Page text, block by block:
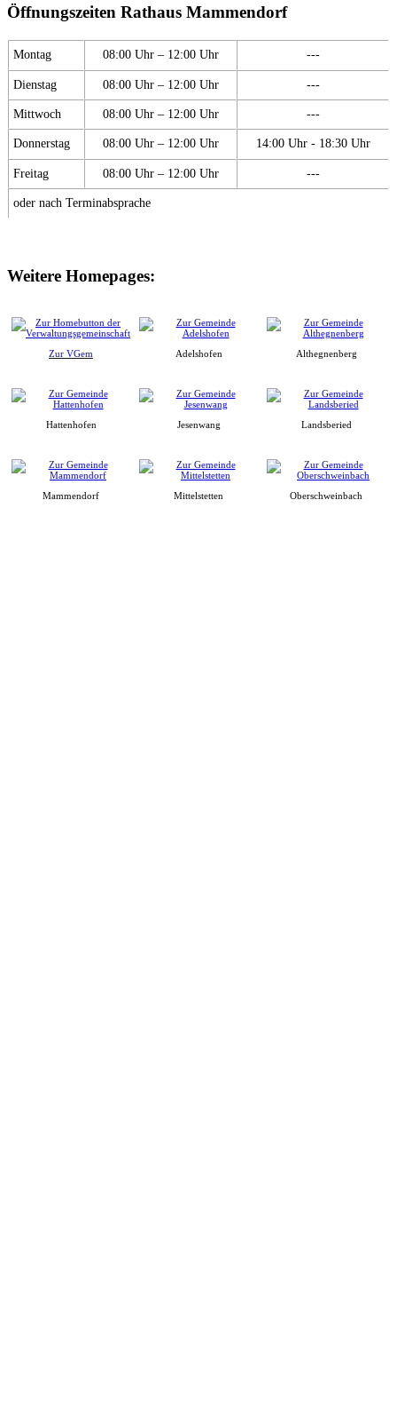
Öffnungszeiten Rathaus Mammendorf
Montag 08:00 Uhr – 12:00 Uhr ---
Dienstag 08:00 Uhr – 12:00 Uhr ---
Mittwoch 08:00 Uhr – 12:00 Uhr ---
Donnerstag 08:00 Uhr – 12:00 Uhr 14:00 Uhr - 18:30 Uhr
Freitag 08:00 Uhr – 12:00 Uhr ---
oder nach Terminabsprache
Weitere Homepages:
Zur VGem Adelshofen Althegnenberg
Hattenhofen Jesenwang Landsberied
Mammendorf Mittelstetten Oberschweinbach